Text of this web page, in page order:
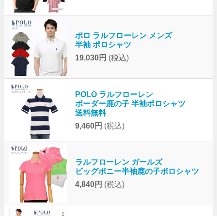
ポロ ラルフローレン メンズ
半袖 ポロシャツ
19,030円 (税込)
POLO ラルフローレン
ボーダー鹿の子 半袖ポロシャツ
送料無料
9,460円 (税込)
ラルフローレン ガールズ
ビッグポニー半袖鹿の子ポロシャツ
4,840円 (税込)